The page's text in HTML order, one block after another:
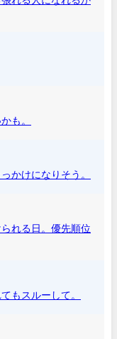
も。
かけになりそう。
れる日。優先順位
もスルーして。